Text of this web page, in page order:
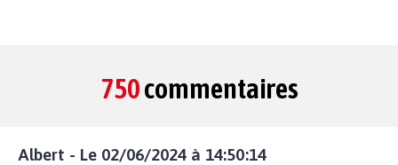
750commentaires
Albert - Le 02/06/2024 à 14:50:14